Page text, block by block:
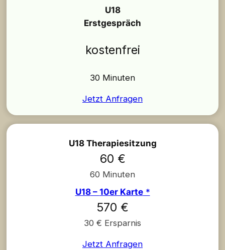
U18
Erstgespräch
kostenfrei
30 Minuten
Jetzt Anfragen
U18 Therapiesitzung
60 €
60 Minuten
U18– 10er Karte*
570 €
30 € Ersparnis
Jetzt Anfragen